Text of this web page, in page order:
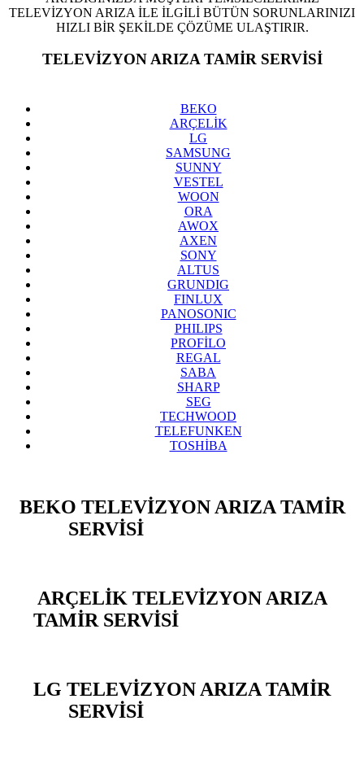
TELEVİZYON ARIZA İLE İLGİLİ BÜTÜN SORUNLARINIZI
HIZLI BİR ŞEKİLDE ÇÖZÜME ULAŞTIRIR.
TELEVİZYON ARIZA TAMİR SERVİSİ
BEKO
ARÇELİK
LG
SAMSUNG
SUNNY
VESTEL
WOON
ORA
AWOX
AXEN
SONY
ALTUS
GRUNDIG
FINLUX
PANOSONIC
PHILIPS
PROFİLO
REGAL
SABA
SHARP
SEG
TECHWOOD
TELEFUNKEN
TOSHİBA
BEKO TELEVİZYON ARIZA TAMİR
SERVİSİ
ARÇELİK TELEVİZYON ARIZA
TAMİR SERVİSİ
LG TELEVİZYON ARIZA TAMİR
SERVİSİ